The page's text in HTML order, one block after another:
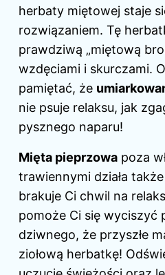
herbaty miętowej staje
rozwiązaniem. Tę
prawdziwą „miętową
wzdęciami i skurczami.
pamiętać, że
nie psuje relaksu, jak
pysznego naparu!
Mięta pieprzowa poza
trawiennymi działa
brakuje Ci chwil na
pomoże Ci się wyciszyć
dziwnego, że przyszłe
ziołową herbatkę!